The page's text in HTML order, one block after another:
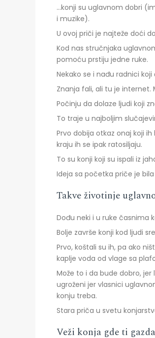
…konji su uglavnom dobri
i muzike).
U ovoj priči je najteže doći
Kod nas stručnjaka
pomoću prstiju jedne ruke.
Nekako se i nađu radnici
Znanja fali, ali tu je internet.
Počinju da dolaze ljudi koji
To traje u najboljim
Prvo dobija otkaz onaj koji
kraju ih se ipak ratosiljaju.
To su konji koji su ispali iz
Ideja sa početka priče je
Takve životinje
Dođu neki i u ruke časnima
Bolje završe konji kod ljudi
Prvo, koštali su ih, pa ako
kaplje voda od vlage sa
Može to i da bude dobro,
ugroženi jer vlasnici
konju treba.
Stara priča u svetu
Veži konja gde ti